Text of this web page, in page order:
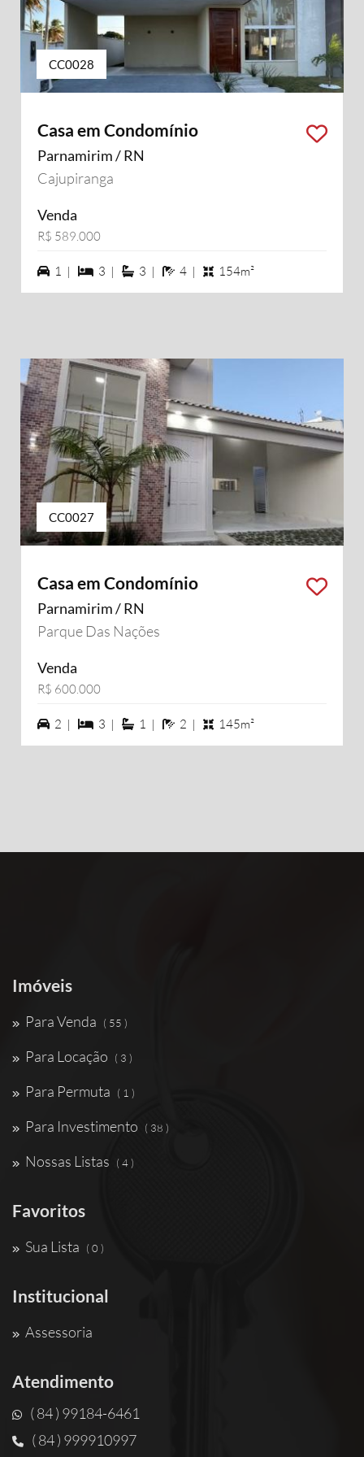
CC0028
Casa em Condomínio
Parnamirim / RN
Cajupiranga
Venda
R$ 589.000
1 vagas na garagem
1 | 3 dormiórios
3 | 3 suítes
3 | 4 banheiros
4 | 154m²
CC0027
Casa em Condomínio
Parnamirim / RN
Parque Das Nações
Venda
R$ 600.000
2 vagas na garagem
2 | 3 dormiórios
3 | 1 suítes
1 | 2 banheiros
2 | 145m²
Imóveis
Para Venda ( 55 )
Para Locação ( 3 )
Para Permuta ( 1 )
Para Investimento ( 38 )
Nossas Listas ( 4 )
Favoritos
Sua Lista ( 0 )
Institucional
Assessoria
Atendimento
( 84 ) 99184-6461
( 84 ) 999910997